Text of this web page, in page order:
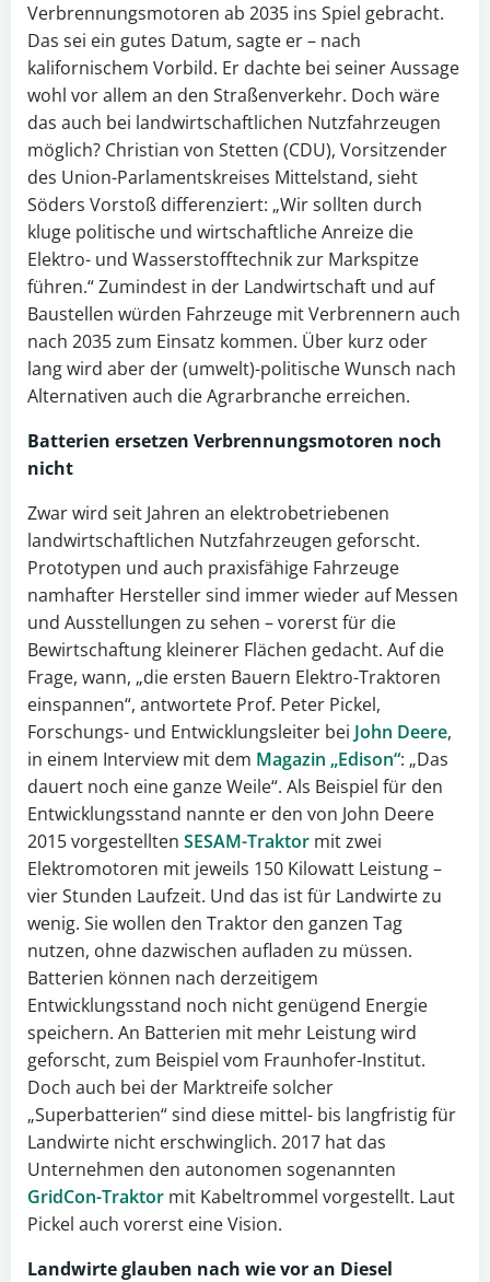
Verbrennungsmotoren ab 2035 ins Spiel gebracht.
Das sei ein gutes Datum, sagte er – nach
kalifornischem Vorbild. Er dachte bei seiner Aussage
wohl vor allem an den Straßenverkehr. Doch wäre
das auch bei landwirtschaftlichen Nutzfahrzeugen
möglich? Christian von Stetten (CDU), Vorsitzender
des Union-Parlamentskreises Mittelstand, sieht
Söders Vorstoß differenziert: „Wir sollten durch
kluge politische und wirtschaftliche Anreize die
Elektro- und Wasserstofftechnik zur Markspitze
führen.“ Zumindest in der Landwirtschaft und auf
Baustellen würden Fahrzeuge mit Verbrennern auch
nach 2035 zum Einsatz kommen. Über kurz oder
lang wird aber der (umwelt)-politische Wunsch nach
Alternativen auch die Agrarbranche erreichen.
Batterien ersetzen Verbrennungsmotoren noch
nicht
Zwar wird seit Jahren an elektrobetriebenen
landwirtschaftlichen Nutzfahrzeugen geforscht.
Prototypen und auch praxisfähige Fahrzeuge
namhafter Hersteller sind immer wieder auf Messen
und Ausstellungen zu sehen – vorerst für die
Bewirtschaftung kleinerer Flächen gedacht. Auf die
Frage, wann, „die ersten Bauern Elektro-Traktoren
einspannen“, antwortete Prof. Peter Pickel,
Forschungs- und Entwicklungsleiter bei John Deere,
in einem Interview mit dem Magazin „Edison“: „Das
dauert noch eine ganze Weile“. Als Beispiel für den
Entwicklungsstand nannte er den von John Deere
2015 vorgestellten SESAM-Traktor mit zwei
Elektromotoren mit jeweils 150 Kilowatt Leistung –
vier Stunden Laufzeit. Und das ist für Landwirte zu
wenig. Sie wollen den Traktor den ganzen Tag
nutzen, ohne dazwischen aufladen zu müssen.
Batterien können nach derzeitigem
Entwicklungsstand noch nicht genügend Energie
speichern. An Batterien mit mehr Leistung wird
geforscht, zum Beispiel vom Fraunhofer-Institut.
Doch auch bei der Marktreife solcher
„Superbatterien“ sind diese mittel- bis langfristig für
Landwirte nicht erschwinglich. 2017 hat das
Unternehmen den autonomen sogenannten
GridCon-Traktor mit Kabeltrommel vorgestellt. Laut
Pickel auch vorerst eine Vision.
Landwirte glauben nach wie vor an Diesel